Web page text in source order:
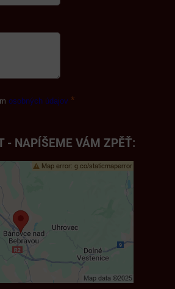
osobných údajov *
- NAPÍŠEME VÁM ZPĚŤ: